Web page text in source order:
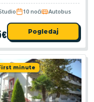
10 noći Autobus
€ Pogledaj
minute